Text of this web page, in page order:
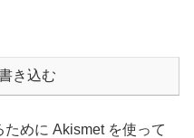
き込む
めに Akismet を使って